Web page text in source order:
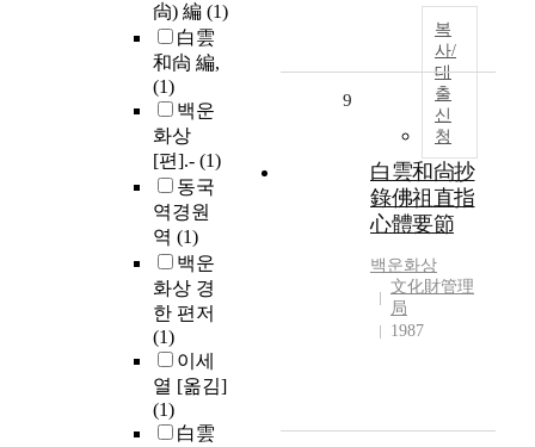
尙) 編 (1)
白雲
和尙 編,
(1)
백운
화상
[편].- (1)
동국
역경원
역 (1)
백운
화상 경
한 편저
(1)
이세
열 [옮김]
(1)
白雲
복
사/
대
출
신
청
9
白雲和尙抄
錄佛祖直指
心體要節
백운화상
文化財管理
局
1987